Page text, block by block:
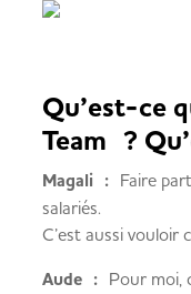
Qu’est-ce
Team ?
Magali : Faire
salariés.
C’est aussi vouloir
Aude : Pour moi,